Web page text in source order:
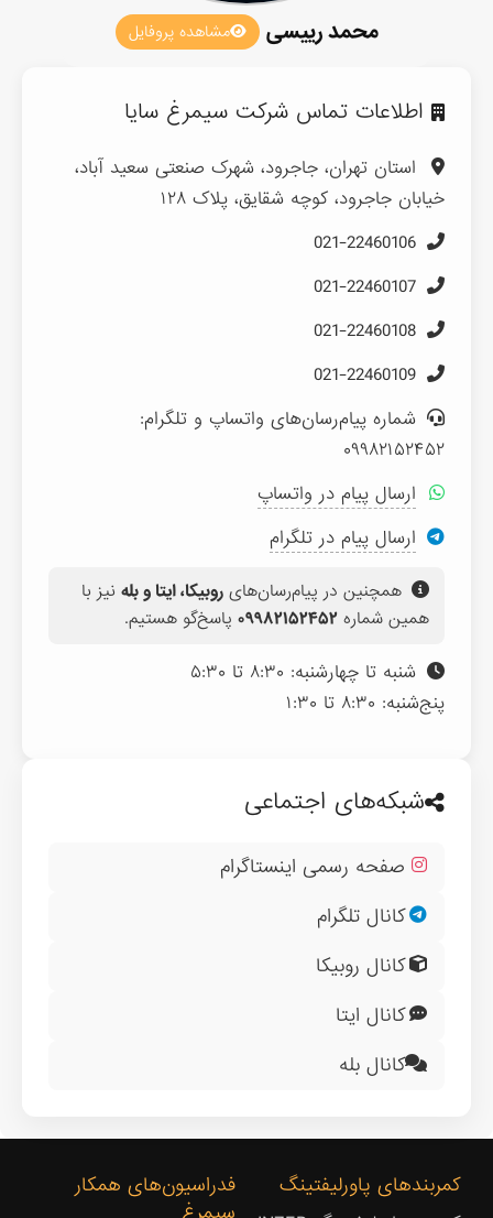
محمد رییسی مشاهده پروفایل
اطلاعات تماس شرکت سیمرغ سایا
استان تهران، جاجرود، شهرک صنعتی سعید آباد،
خیابان جاجرود، کوچه شقایق، پلاک ۱۲۸
شماره پیام‌رسان‌های واتساپ و تلگرام:
۰۹۹۸۲۱۵۲۴۵۲
ارسال پیام در واتساپ
ارسال پیام در تلگرام
همچنین در پیام‌رسان‌های روبیکا، ایتا و بله نیز با
همین شماره ۰۹۹۸۲۱۵۲۴۵۲ پاسخ‌گو هستیم.
شنبه تا چهارشنبه: ۸:۳۰ تا ۵:۳۰
پنج‌شنبه: ۸:۳۰ تا ۱:۳۰
شبکه‌های اجتماعی
صفحه رسمی اینستاگرام
کانال تلگرام
کانال روبیکا
کانال ایتا
کانال بله
کمربندهای پاورلیفتینگ
فدراسیون‌های همکار